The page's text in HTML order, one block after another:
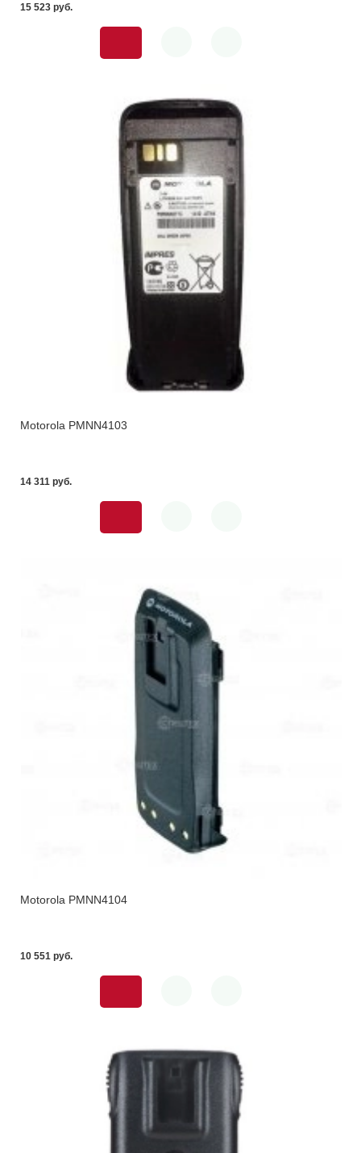
15 523 pуб.
Motorola PMNN4103
14 311 pуб.
Motorola PMNN4104
10 551 pуб.